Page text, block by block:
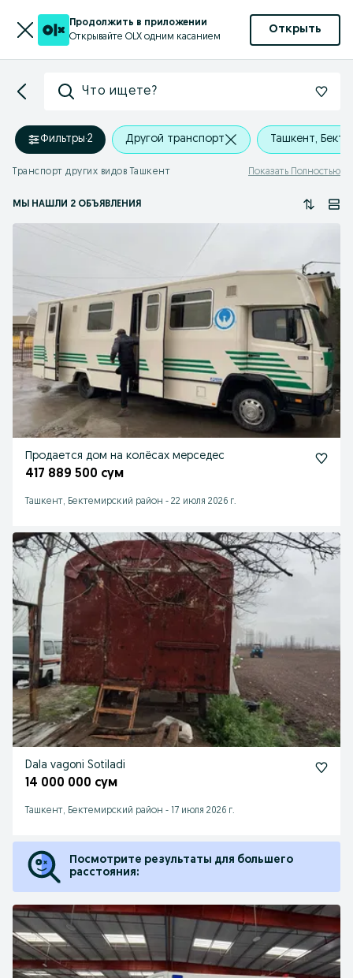
Продолжить в приложении
Открывайте OLX одним касанием
Открыть
Что ищете?
Фильтры·2 Другой транспорт Ташкент,
Транспорт других видов Ташкент Показать Полностью
МЫ НАШЛИ 2 ОБЪЯВЛЕНИЯ
Продается дом на колёсах мерседес
417 889 500 сум
Ташкент, Бектемирский район - 22 июля 2026 г.
Dala vagoni Sotiladi
14 000 000 сум
Ташкент, Бектемирский район - 17 июля 2026 г.
Посмотрите результаты для большего
расстояния: